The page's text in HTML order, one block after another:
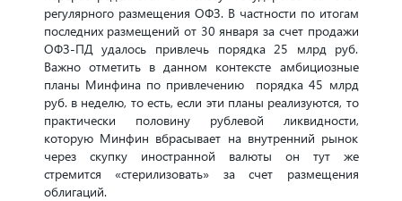
регулярного размещения ОФЗ. В частности по итогам
последних размещений от 30 января за счет продажи
ОФЗ-ПД удалось привлечь порядка 25 млрд руб.
Важно отметить в данном контексте амбициозные
планы Минфина по привлечению порядка 45 млрд
руб. в неделю, то есть, если эти планы реализуются, то
практически половину рублевой ликвидности,
которую Минфин вбрасывает на внутренний рынок
через скупку иностранной валюты он тут же
стремится «стерилизовать» за счет размещения
облигаций.